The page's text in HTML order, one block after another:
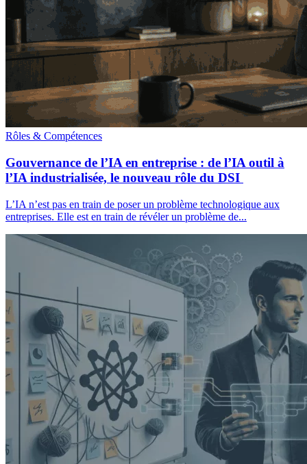
Rôles & Compétences
Gouvernance de l’IA en entreprise : de l’IA outil à
l’IA industrialisée, le nouveau rôle du DSI
L’IA n’est pas en train de poser un problème technologique aux
entreprises. Elle est en train de révéler un problème de...